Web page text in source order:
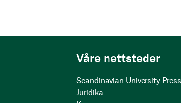
Våre nettsteder
Scandinavian University Press
Juridika